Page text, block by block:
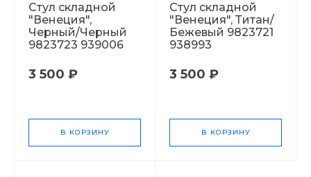
Стул складной
"Венеция",
Черный/Черный
9823723 939006
3 500 ₽
В КОРЗИНУ
Стул складной
"Венеция", Титан/
Бежевый 9823721
938993
3 500 ₽
В КОРЗИНУ